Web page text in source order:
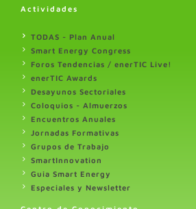
Actividades
TODAS - Plan Anual
Smart Energy Congress
Foros Tendencias / enerTIC Live!
enerTIC Awards
Desayunos Sectoriales
Coloquios - Almuerzos
Encuentros Anuales
Jornadas Formativas
Grupos de Trabajo
SmartInnovation
Guia Smart Energy
Especiales y Newsletter